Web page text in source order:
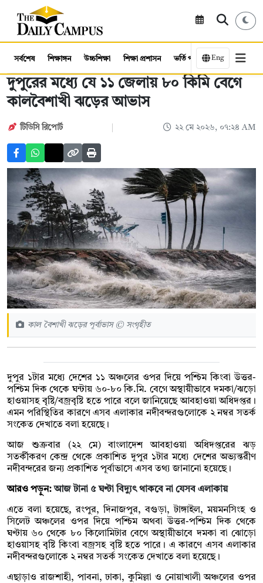
সর্বশেষ শিক্ষাঙ্গন উচ্চশিক্ষা শিক্ষা প্রশাসন ভর্তি পরীক্ষা কর্মসংস্থান
Eng
দুপুরের মধ্যে যে ১১ জেলায় ৮০ কিমি বেগে
কালবৈশাখী ঝড়ের আভাস
টিডিসি রিপোর্ট ২২ মে ২০২৬, ০৭:২৪ AM
কাল বৈশাখী ঝড়ের পূর্বাভাস © সংগৃহীত
দুপুর ১টার মধ্যে দেশের ১১ অঞ্চলের ওপর দিয়ে পশ্চিম কিংবা উত্তর-
পশ্চিম দিক থেকে ঘন্টায় ৬০-৮০ কি.মি. বেগে অস্থায়ীভাবে দমকা/ঝড়ো
হাওয়াসহ বৃষ্টি/বজ্রবৃষ্টি হতে পারে বলে জানিয়েছে আবহাওয়া অধিদপ্তর।
এমন পরিস্থিতির কারণে এসব এলাকার নদীবন্দরগুলোকে ২ নম্বর সতর্ক
সংকেত দেখাতে বলা হয়েছে।
আজ শুক্রবার (২২ মে) বাংলাদেশ আবহাওয়া অধিদপ্তরের ঝড়
সতর্কীকরণ কেন্দ্র থেকে প্রকাশিত দুপুর ১টার মধ্যে দেশের অভ্যন্তরীণ
নদীবন্দরের জন্য প্রকাশিত পূর্বাভাসে এসব তথ্য জানানো হয়েছে।
আরও পড়ুন:আজ টানা ৫ ঘণ্টা বিদ্যুৎ থাকবে না যেসব এলাকায়
এতে বলা হয়েছে, রংপুর, দিনাজপুর, বগুড়া, টাঙ্গাইল, ময়মনসিংহ ও
সিলেট অঞ্চলের ওপর দিয়ে পশ্চিম অথবা উত্তর-পশ্চিম দিক থেকে
ঘণ্টায় ৬০ থেকে ৮০ কিলোমিটার বেগে অস্থায়ীভাবে দমকা বা ঝোড়ো
হাওয়াসহ বৃষ্টি কিংবা বজ্রসহ বৃষ্টি হতে পারে। এ কারণে এসব এলাকার
নদীবন্দরগুলোকে ২ নম্বর সতর্ক সংকেত দেখাতে বলা হয়েছে।
এছাড়াও রাজশাহী, পাবনা, ঢাকা, কুমিল্লা ও নোয়াখালী অঞ্চলের ওপর